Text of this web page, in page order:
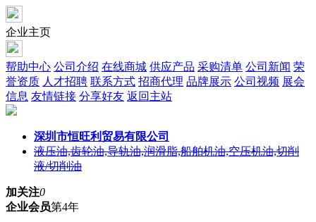
企业主页
帮助中心 公司介绍 在线商城 供应产品 采购清单 公司新闻 荣
誉资质 人才招聘 联系方式 招商代理 品牌展示 公司视频 展会
信息 友情链接 分享好友 返回主站
深圳市恒旺利贸易有限公司
液压油,齿轮油,导轨油,润滑脂,船舶机油,空压机油,切削
液/切削油
加关注0
企业会员第4年